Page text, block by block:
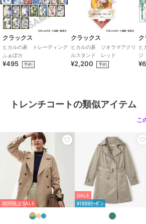
あえてのポリエステル100％のハイテク素材で
ロテにも最適です。
ハイテク素材なので水に濡れてもお手入れ簡単
適度にハリコシがあるのできれいなシルエッ
す。
袖を通しやすいように裏地もセットされてい
オンオフ兼用の着回し度抜群なグレイッシュベ
ADMIX/ATELIER SAB MEN がこだわり抜い
羽織るだけでとても大人らしいスタイリング
す！
是非この冬はマキシ丈ロングコートを是非試
す！
※屋外の写真は、日当たりや周辺環境により実
て見える場合がございます。
※実際のカラーは詳細写真、及び生地写真を
クラックス
ヒカルの碁 トレーディング
ふぁぼカ
¥495 予約
クラックス
ヒカルの碁 ジオラマアクリ
ルスタンド レッド
¥2,200 予約
ク
ヒ
ジ
トレンチコートの類似アイテム
こ
期間限定SALE
SALE
¥1888ｸｰﾎﾟﾝ